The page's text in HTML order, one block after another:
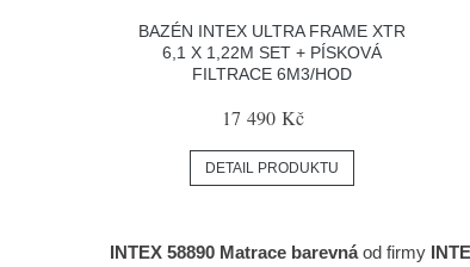
BAZÉN INTEX ULTRA FRAME XTR
6,1 X 1,22M SET + PÍSKOVÁ
FILTRACE 6M3/HOD
17 490 Kč
DETAIL PRODUKTU
INTEX 58890 Matrace barevnáod firmy